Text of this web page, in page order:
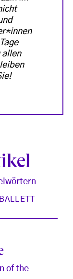
allen
of the